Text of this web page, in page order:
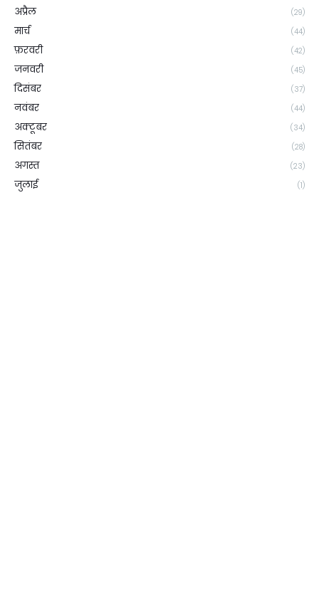
अप्रैल (29)
मार्च (44)
फ़रवरी (42)
जनवरी (45)
दिसंबर (37)
नवंबर (44)
अक्टूबर (34)
सितंबर (28)
अगस्त (23)
जुलाई (1)